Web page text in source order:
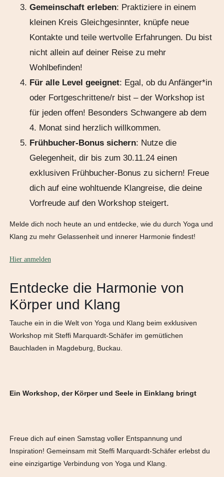
Gemeinschaft erleben: Praktiziere in einem
kleinen Kreis Gleichgesinnter, knüpfe neue
Kontakte und teile wertvolle Erfahrungen. Du bist
nicht allein auf deiner Reise zu mehr
Wohlbefinden!
Für alle Level geeignet: Egal, ob du Anfänger*in
oder Fortgeschrittene/r bist – der Workshop ist
für jeden offen! Besonders Schwangere ab dem
4. Monat sind herzlich willkommen.
Frühbucher-Bonus sichern: Nutze die
Gelegenheit, dir bis zum 30.11.24 einen
exklusiven Frühbucher-Bonus zu sichern! Freue
dich auf eine wohltuende Klangreise, die deine
Vorfreude auf den Workshop steigert.
Melde dich noch heute an und entdecke, wie du durch Yoga und
Klang zu mehr Gelassenheit und innerer Harmonie findest!
Hier anmelden
Entdecke die Harmonie von
Körper und Klang
Tauche ein in die Welt von Yoga und Klang beim exklusiven
Workshop mit Steffi Marquardt-Schäfer im gemütlichen
Bauchladen in Magdeburg, Buckau.
Ein Workshop, der Körper und Seele in Einklang bringt
Freue dich auf einen Samstag voller Entspannung und
Inspiration! Gemeinsam mit Steffi Marquardt-Schäfer erlebst du
eine einzigartige Verbindung von Yoga und Klang.